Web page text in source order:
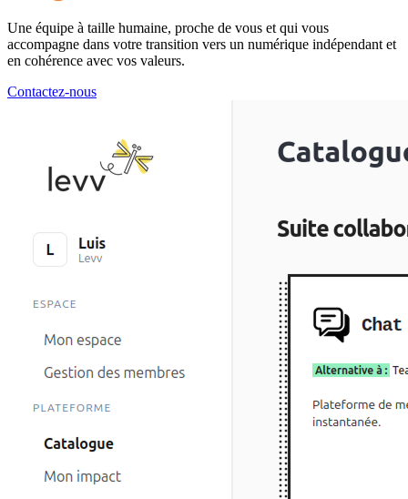
Une équipe à taille humaine, proche de vous et qui vous
accompagne dans votre transition vers un numérique indépendant et
en cohérence avec vos valeurs.
Contactez-nous